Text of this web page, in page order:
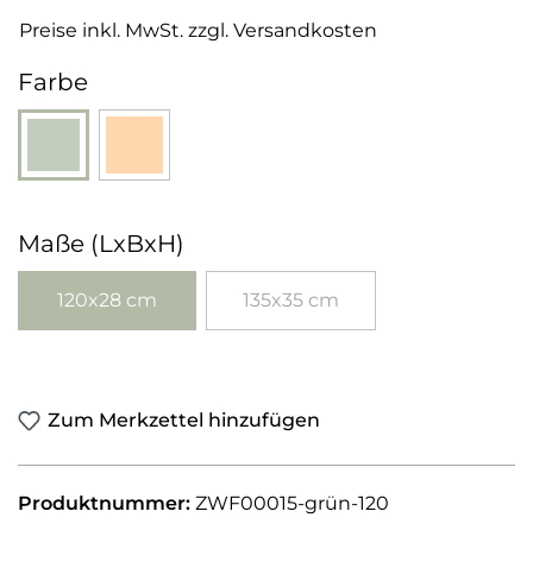
Preise inkl. MwSt. zzgl. Versandkosten
Farbeauswählen
Maße (LxBxH)
120x28 cm(Diese Option ist zurzeit nicht verfügbar.)
135x35 cm(Diese Option ist zurzeit
Zum Merkzettel hinzufügen
Produktnummer: ZWF00015-grün-120